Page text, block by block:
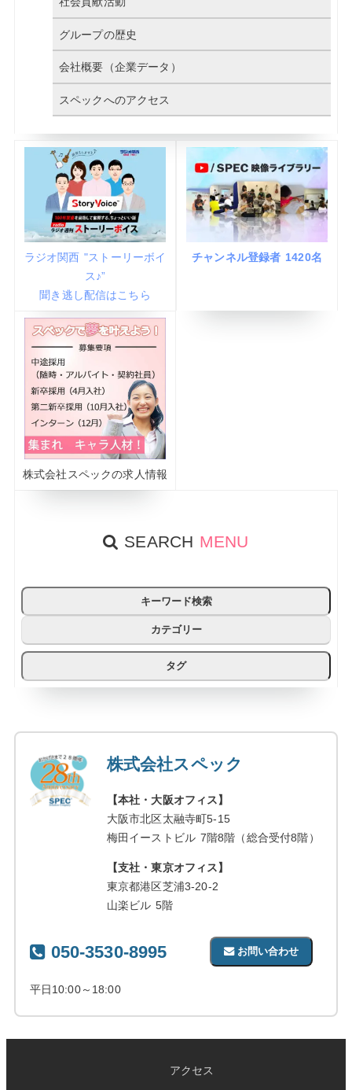
グループの歴史
会社概要（企業データ）
スペックへのアクセス
ラジオ関西 "ストーリーボイ
ス♪”
聞き逃し配信はこちら
チャンネル登録者 1420名
株式会社スペックの求人情報
SEARCH MENU
キーワード検索
カテゴリー
タグ
株式会社スペック
【本社・大阪オフィス】
大阪市北区太融寺町5-15
梅田イーストビル 7階8階（総合受付8階）
【支社・東京オフィス】
東京都港区芝浦3-20-2
山楽ビル 5階
050-3530-8995
平日10:00～18:00
お問い合わせ
アクセス